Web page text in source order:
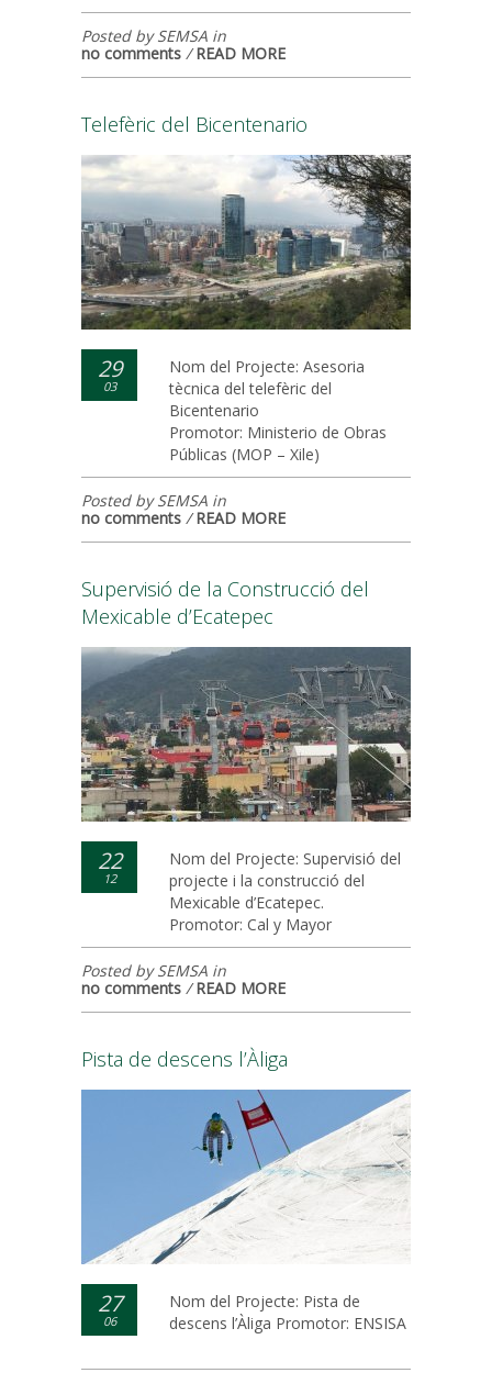
Posted by SEMSA in
no comments /READ MORE
Telefèric del Bicentenario
29
03
Nom del Projecte: Asesoria
tècnica del telefèric del
Bicentenario
Promotor: Ministerio de Obras
Públicas (MOP – Xile)
Posted by SEMSA in
no comments /READ MORE
Supervisió de la Construcció del
Mexicable d’Ecatepec
22
12
Nom del Projecte: Supervisió del
projecte i la construcció del
Mexicable d’Ecatepec.
Promotor: Cal y Mayor
Posted by SEMSA in
no comments /READ MORE
Pista de descens l’Àliga
27
06
Nom del Projecte: Pista de
descens l’Àliga Promotor: ENSISA